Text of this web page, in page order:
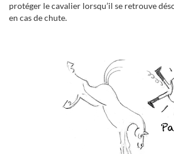
protéger le cavalier lorsqu’il se retrouve
en cas de chute.